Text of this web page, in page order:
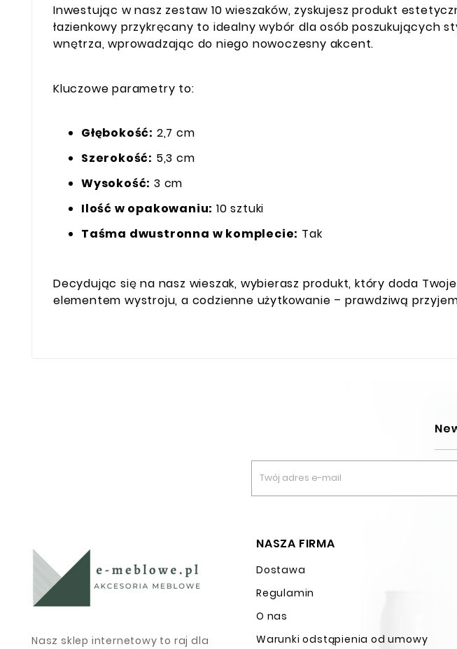
Inwestując w nasz zestaw 10 wieszaków, zyskujesz produkt
łazienkowy przykręcany to idealny wybór dla osób poszukujących
wnętrza, wprowadzając do niego nowoczesny akcent.
Kluczowe parametry to:
Głębokość: 2,7 cm
Szerokość: 5,3 cm
Wysokość: 3 cm
Ilość w opakowaniu: 10 sztuki
Taśma dwustronna w komplecie: Tak
Decydując się na nasz wieszak, wybierasz produkt, który doda
elementem wystroju, a codzienne użytkowanie – prawdziwą
Nasz sklep internetowy to raj dla
NASZA FIRMA
Dostawa
Regulamin
O nas
Warunki odstąpienia od umowy